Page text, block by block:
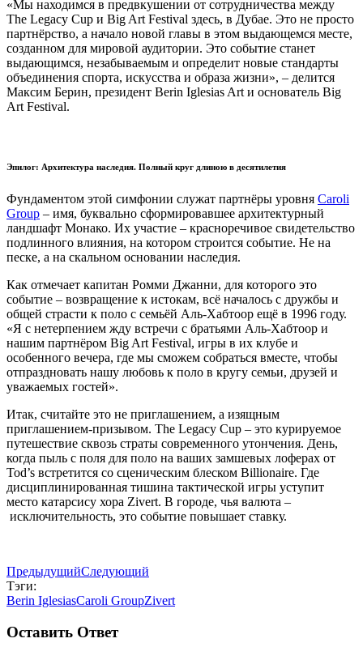
«Мы находимся в предвкушении от сотрудничества между
The Legacy Cup и Big Art Festival здесь, в Дубае. Это не просто
партнёрство, а начало новой главы в этом выдающемся месте,
созданном для мировой аудитории. Это событие станет
выдающимся, незабываемым и определит новые стандарты
объединения спорта, искусства и образа жизни», – делится
Максим Берин, президент Berin Iglesias Art и основатель Big
Art Festival.
Эпилог: Архитектура наследия. Полный круг длиною в десятилетия
Фундаментом этой симфонии служат партнёры уровня Caroli
Group – имя, буквально сформировавшее архитектурный
ландшафт Монако. Их участие – красноречивое свидетельство
подлинного влияния, на котором строится событие. Не на
песке, а на скальном основании наследия.
Как отмечает капитан Ромми Джанни, для которого это
событие – возвращение к истокам, всё началось с дружбы и
общей страсти к поло с семьёй Аль-Хабтоор ещё в 1996 году.
«Я с нетерпением жду встречи с братьями Аль-Хабтоор и
нашим партнёром Big Art Festival, игры в их клубе и
особенного вечера, где мы сможем собраться вместе, чтобы
отпраздновать нашу любовь к поло в кругу семьи, друзей и
уважаемых гостей».
Итак, считайте это не приглашением, а изящным
приглашением-призывом. The Legacy Cup – это курируемое
путешествие сквозь страты современного утончения. День,
когда пыль с поля для поло на ваших замшевых лоферах от
Tod’s встретится со сценическим блеском Billionaire. Где
дисциплинированная тишина тактической игры уступит
место катарсису хора Zivert. В городе, чья валюта –
исключительность, это событие повышает ставку.
ПредыдущийСледующий
Тэги:
Berin IglesiasCaroli GroupZivert
Оставить Ответ